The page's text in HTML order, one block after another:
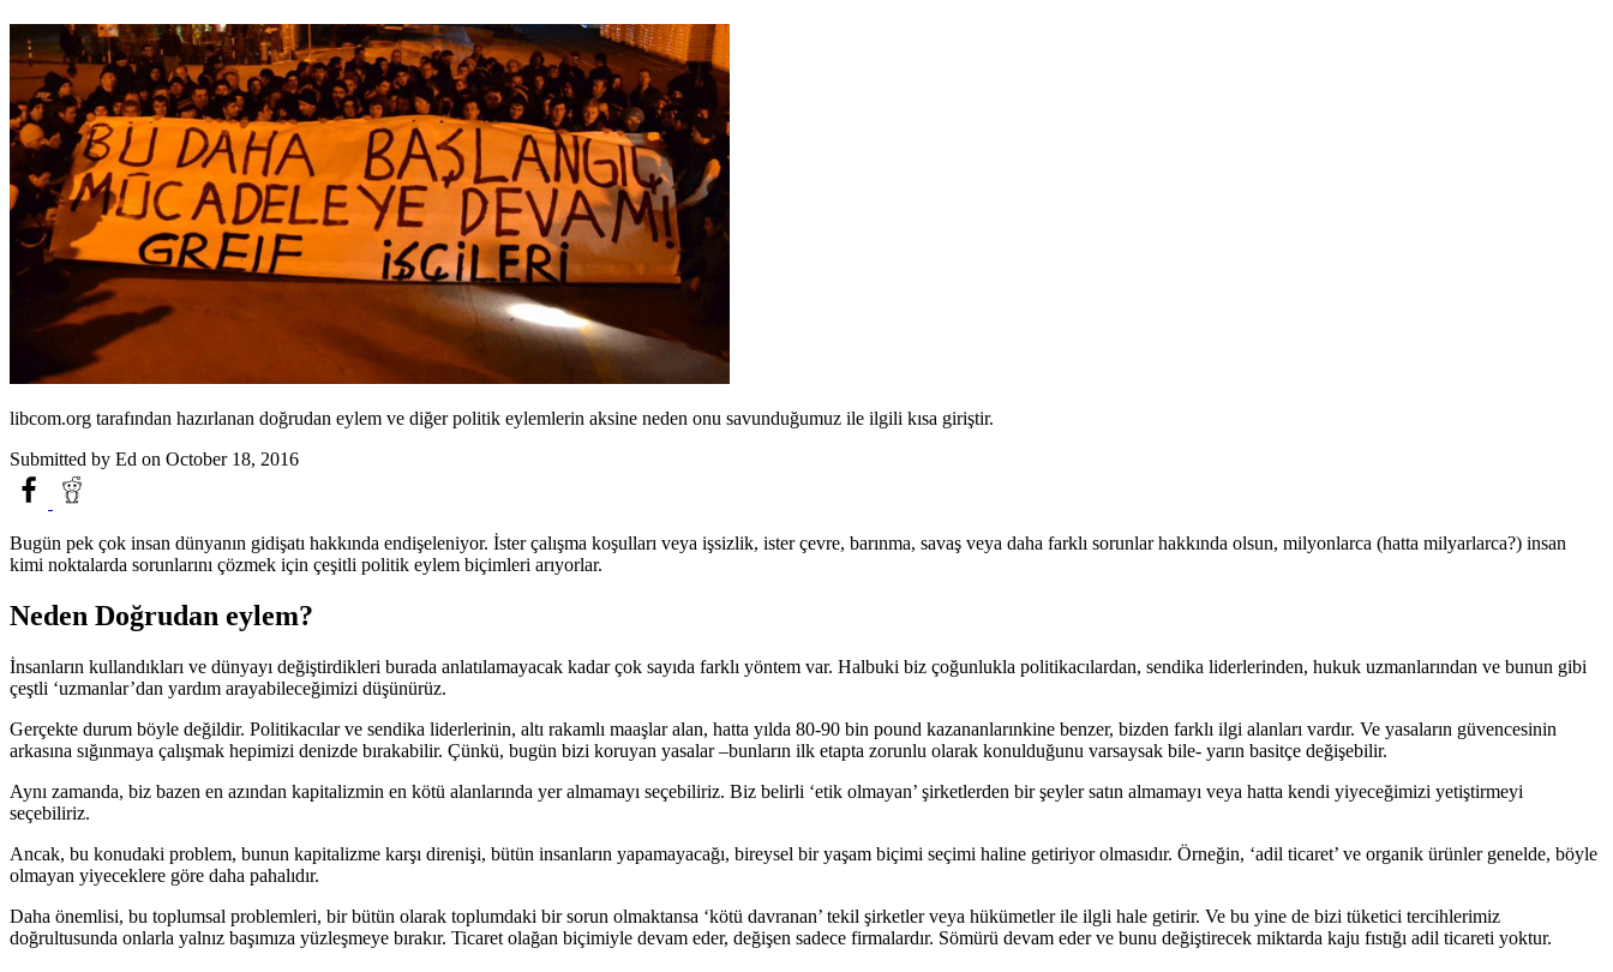
libcom.org tarafından hazırlanan doğrudan eylem ve diğer politik eylemlerin aksine neden onu savunduğumuz ile ilgili kısa giriştir.
Submitted by Ed on October 18, 2016
Bugün pek çok insan dünyanın gidişatı hakkında endişeleniyor. İster çalışma koşulları veya işsizlik, ister çevre, barınma, savaş veya daha farklı sorunlar hakkında olsun, milyonlarca (hatta milyarlarca?) insan
kimi noktalarda sorunlarını çözmek için çeşitli politik eylem biçimleri arıyorlar.
Neden Doğrudan eylem?
İnsanların kullandıkları ve dünyayı değiştirdikleri burada anlatılamayacak kadar çok sayıda farklı yöntem var. Halbuki biz çoğunlukla politikacılardan, sendika liderlerinden, hukuk uzmanlarından ve bunun gibi
çeştli ‘uzmanlar’dan yardım arayabileceğimizi düşünürüz.
Gerçekte durum böyle değildir. Politikacılar ve sendika liderlerinin, altı rakamlı maaşlar alan, hatta yılda 80-90 bin pound kazananlarınkine benzer, bizden farklı ilgi alanları vardır. Ve yasaların güvencesinin
arkasına sığınmaya çalışmak hepimizi denizde bırakabilir. Çünkü, bugün bizi koruyan yasalar –bunların ilk etapta zorunlu olarak konulduğunu varsaysak bile- yarın basitçe değişebilir.
Aynı zamanda, biz bazen en azından kapitalizmin en kötü alanlarında yer almamayı seçebiliriz. Biz belirli ‘etik olmayan’ şirketlerden bir şeyler satın almamayı veya hatta kendi yiyeceğimizi yetiştirmeyi
seçebiliriz.
Ancak, bu konudaki problem, bunun kapitalizme karşı direnişi, bütün insanların yapamayacağı, bireysel bir yaşam biçimi seçimi haline getiriyor olmasıdır. Örneğin, ‘adil ticaret’ ve organik ürünler genelde, böyle
olmayan yiyeceklere göre daha pahalıdır.
Daha önemlisi, bu toplumsal problemleri, bir bütün olarak toplumdaki bir sorun olmaktansa ‘kötü davranan’ tekil şirketler veya hükümetler ile ilgli hale getirir. Ve bu yine de bizi tüketici tercihlerimiz
doğrultusunda onlarla yalnız başımıza yüzleşmeye bırakır. Ticaret olağan biçimiyle devam eder, değişen sadece firmalardır. Sömürü devam eder ve bunu değiştirecek miktarda kaju fıstığı adil ticareti yoktur.